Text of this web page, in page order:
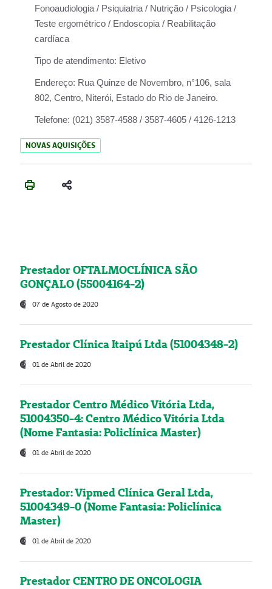
Fonoaudiologia / Psiquiatria / Nutrição / Psicologia /
Teste ergométrico / Endoscopia / Reabilitação
cardíaca
Tipo de atendimento: Eletivo
Endereço: Rua Quinze de Novembro, n°106, sala
802, Centro, Niterói, Estado do Rio de Janeiro.
Telefone: (021) 3587-4588 / 3587-4605 / 4126-1213
NOVAS AQUISIÇÕES
Prestador OFTALMOCLÍNICA SÃO
GONÇALO (55004164-2)
07 de Agosto de 2020
Prestador Clínica Itaipú Ltda (51004348-2)
01 de Abril de 2020
Prestador Centro Médico Vitória Ltda,
51004350-4: Centro Médico Vitória Ltda
(Nome Fantasia: Policlínica Master)
01 de Abril de 2020
Prestador: Vipmed Clínica Geral Ltda,
51004349-0 (Nome Fantasia: Policlínica
Master)
01 de Abril de 2020
Prestador CENTRO DE ONCOLOGIA